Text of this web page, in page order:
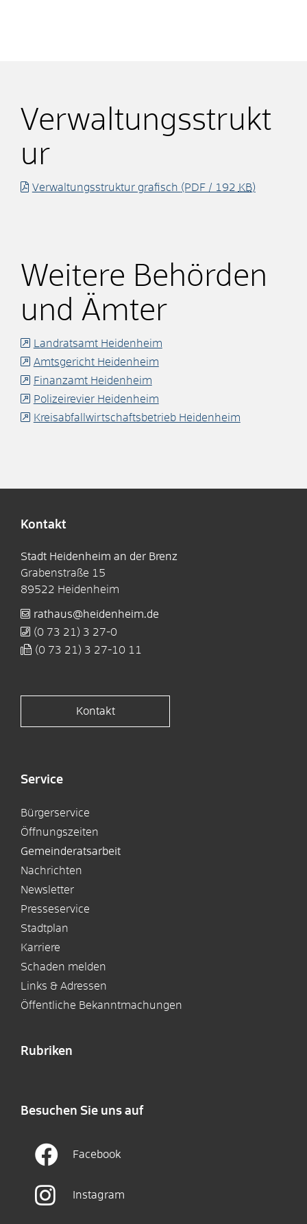
Verwaltungsstrukt
ur
Verwaltungsstruktur grafisch (PDF / 192 KB)
Weitere Behörden
und Ämter
Landratsamt Heidenheim
Amtsgericht Heidenheim
Finanzamt Heidenheim
Polizeirevier Heidenheim
Kreisabfallwirtschaftsbetrieb Heidenheim
Kontakt
Stadt Heidenheim an der Brenz
Grabenstraße 15
89522 Heidenheim
rathaus@heidenheim.de
(0 73 21) 3 27-0
(0 73 21) 3 27-10 11
Kontakt
Service
Bürgerservice
Öffnungszeiten
Gemeinderatsarbeit
Nachrichten
Newsletter
Presseservice
Stadtplan
Karriere
Schaden melden
Links & Adressen
Öffentliche Bekanntmachungen
Rubriken
Besuchen Sie uns auf
Facebook
Instagram